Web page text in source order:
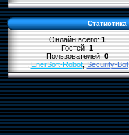
Статистика
Онлайн всего:1
Гостей:1
Пользователей:0
,EnerSoft-Robot,Security-Bot